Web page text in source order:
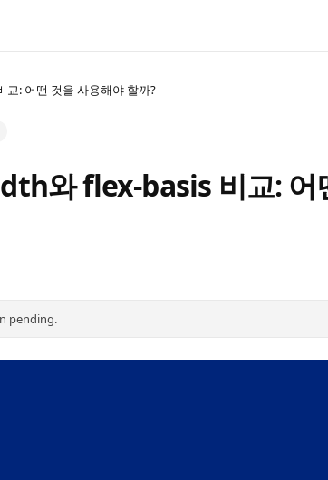
: 어떤 것을 사용해야 할까?
와 flex-basis 비교: 어
pending.